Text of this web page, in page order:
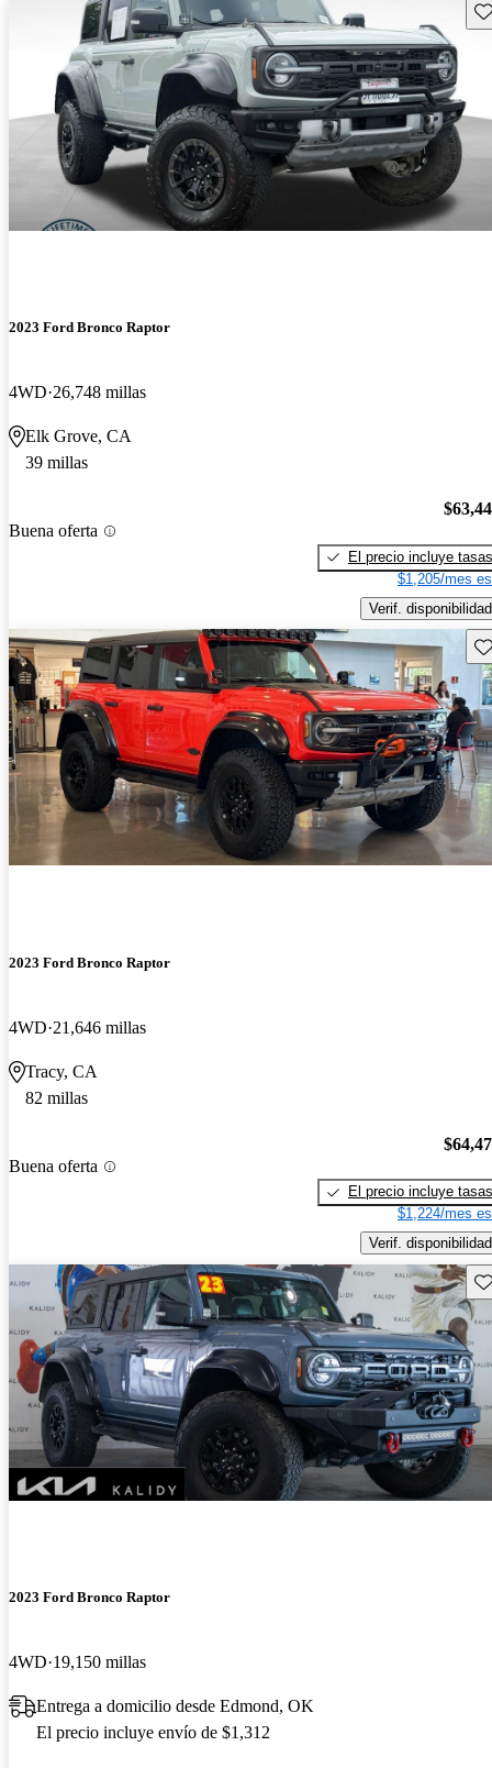
2023 Ford Bronco Raptor
4WD 26,748 millas
Elk Grove, CA
39 millas
Buena oferta
El precio incluye tasas
$1,205/mes
Verif. disponibilidad
2023 Ford Bronco Raptor
4WD 21,646 millas
Tracy, CA
82 millas
Buena oferta
El precio incluye tasas
$1,224/mes
Verif. disponibilidad
2023 Ford Bronco Raptor
4WD 19,150 millas
Entrega a domicilio desde Edmond, OK
El precio incluye envío de $1,312